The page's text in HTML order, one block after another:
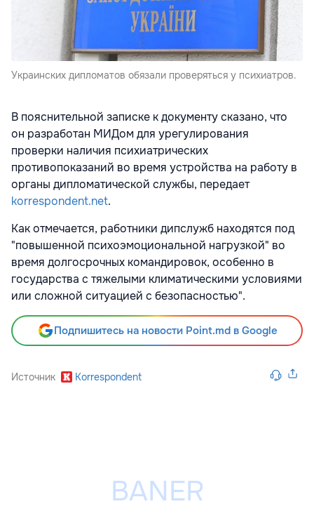
Украинских дипломатов обязали проверяться у психиатров.
В пояснительной записке к документу сказано, что
он разработан МИДом для урегулирования
проверки наличия психиатрических
противопоказаний во время устройства на работу в
органы дипломатической службы, передает
korrespondent.net.
Как отмечается, работники дипслужб находятся под
"повышенной психоэмоциональной нагрузкой" во
время долгосрочных командировок, особенно в
государства с тяжелыми климатическими условиями
или сложной ситуацией с безопасностью".
Подпишитесь на новости Point.md в Google
Источник Korrespondent